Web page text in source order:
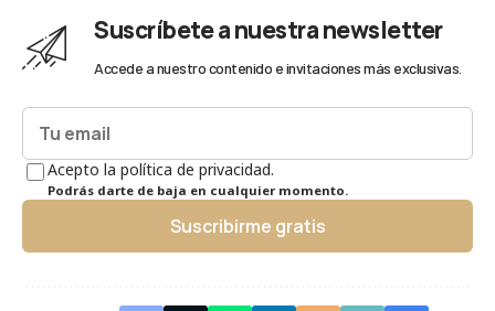
Suscríbete a nuestra newsletter
Accede a nuestro contenido e invitaciones más exclusivas.
Acepto la política de privacidad.
Podrás darte de baja en cualquier momento.
Suscribirme gratis